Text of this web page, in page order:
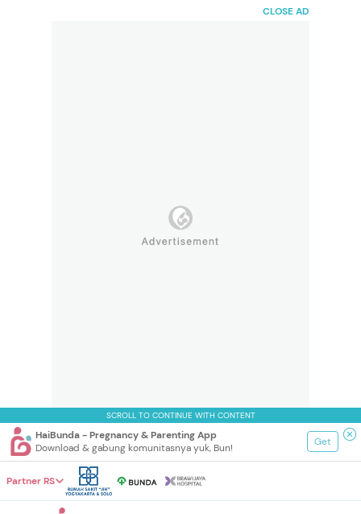
CLOSE AD
SCROLL TO CONTINUE WITH CONTENT
HaiBunda - Pregnancy & Parenting App
Download & gabung komunitasnya yuk, Bun!
Get
Partner RS